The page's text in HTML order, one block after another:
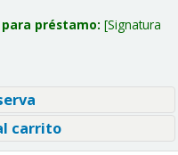
préstamo: Signatura
carrito